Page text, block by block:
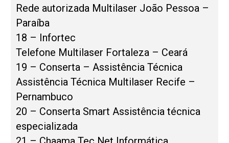
Rede autorizada Multilaser João Pessoa –
Paraíba
18 – Infortec
Telefone Multilaser Fortaleza – Ceará
19 – Conserta – Assistência Técnica
Assistência Técnica Multilaser Recife –
Pernambuco
20 – Conserta Smart Assistência técnica
especializada